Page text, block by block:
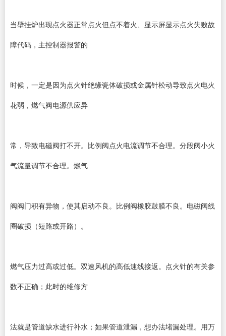
当壁挂炉出现点火器正常点火但点不着火、显示屏显示点火失败故
障代码，主控制器报警的
时候，一定是因为点火针绝缘瓷体破损或金属针松动导致点火电火
花弱，燃气阀电源供应异
常，导致电磁阀打不开。比例阀点火电流调节不合理。分段阀小火
气流量调节不合理。燃气
阀阀门积有异物，使其启动不良。比例阀橡胶鼓膜不良。电磁阀线
圈破损（短路或开路）。
燃气压力过高或过低。双速风机的高低速线接返。点火针的有关参
数不正确；此时的维修方
法就是管道缺水进行补水；如果管道泄漏，想办法堵漏处理。用万